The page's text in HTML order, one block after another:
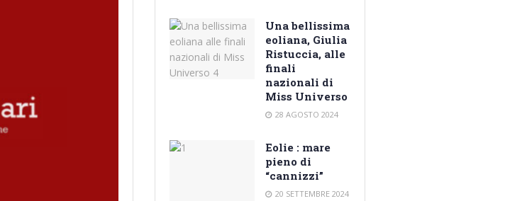
Una bellissima
eoliana, Giulia
Ristuccia, alle
finali
nazionali di
Miss Universo
28 AGOSTO 2024
Eolie : mare
pieno di
“cannizzi”
20 SETTEMBRE 2024